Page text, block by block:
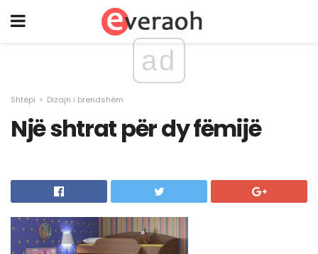
ad
Shtëpi Dizajn i brendshëm
Një shtrat për dy fëmijë